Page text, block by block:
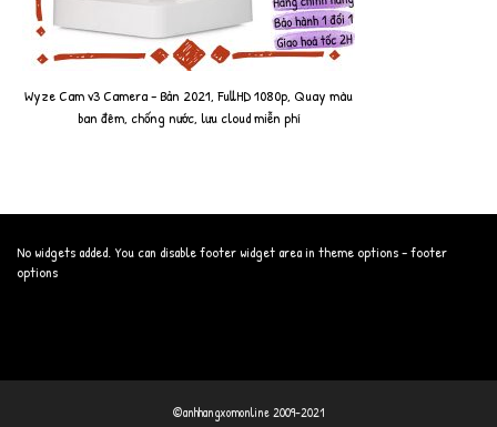
Wyze Cam v3 Camera - Bản 2021, FullHD 1080p, Quay màu
ban đêm, chống nước, lưu cloud miễn phí
No widgets added. You can disable footer widget area in theme options - footer
options
©anhhangxomonline 2009-2021